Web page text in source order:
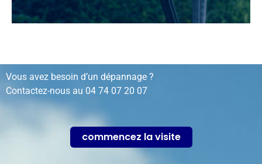
Vous avez besoin d’un dépannage ?
Contactez-nous au 04 74 07 20 07
commencez la visite